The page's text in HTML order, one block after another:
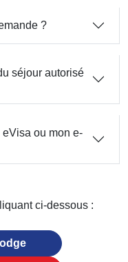
?
séjour autorisé
ou mon e-
ci-dessous :